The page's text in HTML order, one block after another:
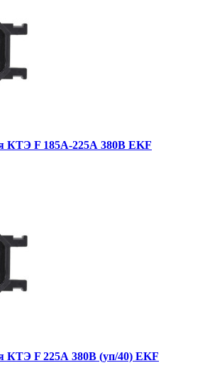
КТЭ F 185А-225А 380В EKF
КТЭ F 225А 380В (уп/40) EKF